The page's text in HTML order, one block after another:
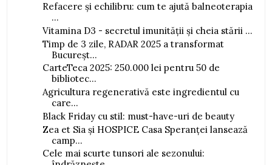
Refacere și echilibru: cum te ajută balneoterapia
...
Vitamina D3 - secretul imunității și cheia stării ...
Timp de 3 zile, RADAR 2025 a transformat
Bucureșt...
CarteTeca 2025: 250.000 lei pentru 50 de
bibliotec...
Agricultura regenerativă este ingredientul cu
care...
Black Friday cu stil: must-have-uri de beauty
Zea et Sia și HOSPICE Casa Speranței lansează
camp...
Cele mai scurte tunsori ale sezonului: